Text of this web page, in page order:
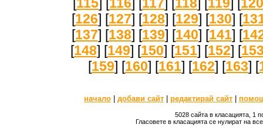
[126] [127] [128] [129] [130] [
[137] [138] [139] [140] [141] [
[148] [149] [150] [151] [152] [
[159] [160] [161] [162] [163] [
начало | добави сайт | редактирай сайт |
5028 сайта в класацията, 1
Гласовете в класацията се нулират на